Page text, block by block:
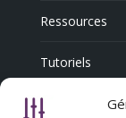
Ressources
Tutoriels
Annuaire